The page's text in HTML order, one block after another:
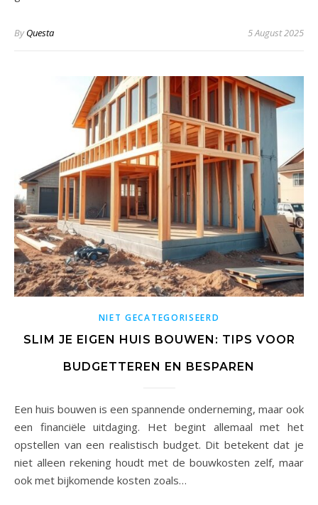
ByQuesta 5 August 2025
NIET GECATEGORISEERD
SLIM JE EIGEN HUIS BOUWEN: TIPS VOOR
BUDGETTEREN EN BESPAREN
Een huis bouwen is een spannende onderneming, maar ook
een financiële uitdaging. Het begint allemaal met het
opstellen van een realistisch budget. Dit betekent dat je
niet alleen rekening houdt met de bouwkosten zelf, maar
ook met bijkomende kosten zoals…